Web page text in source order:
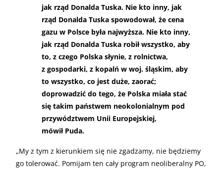
jak rząd Donalda Tuska. Nie kto inny, jak
rząd Donalda Tuska spowodował, że cena
gazu w Polsce była najwyższa. Nie kto inny,
jak rząd Donalda Tuska robił wszystko, aby
to, z czego Polska słynie, z rolnictwa,
z gospodarki, z kopalń w woj. śląskim, aby
to wszystko, co jest duże, zaorać;
doprowadzić do tego, że Polska miała stać
się takim państwem neokolonialnym pod
przywództwem Unii Europejskiej,
mówił Puda.
„My z tym z kierunkiem się nie zgadzamy, nie będziemy
go tolerować. Pomijam ten cały program neoliberalny PO,